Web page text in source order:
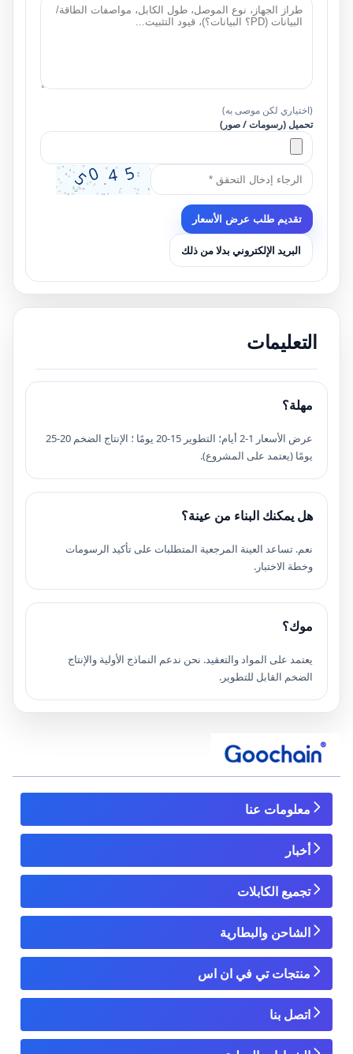
(اختياري لكن موصى به)
تحميل (رسومات / صور)
تقديم طلب عرض الأسعار
البريد الإلكتروني بدلا من ذلك
التعليمات
مهلة؟
عرض الأسعار 1-2 أيام؛ التطوير 15-20 يومًا ؛ الإنتاج الضخم 20-25
يومًا (يعتمد على المشروع).
هل يمكنك البناء من عينة؟
نعم. تساعد العينة المرجعية المتطلبات على تأكيد الرسومات
وخطة الاختبار.
موك؟
يعتمد على المواد والتعقيد. نحن ندعم النماذج الأولية والإنتاج
الضخم القابل للتطوير.
معلومات عنا
أخبار
تجميع الكابلات
الشاحن والبطارية
منتجات تي في ان اس
اتصل بنا